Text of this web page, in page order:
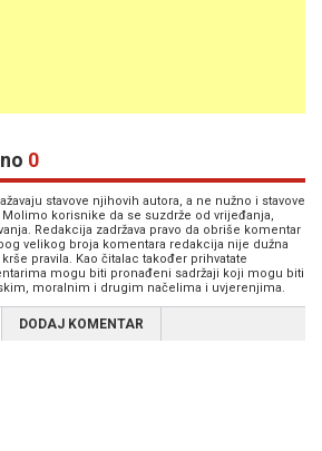
0
stavove njihovih autora, a ne nužno i stavove
korisnike da se suzdrže od vrijeđanja,
Redakcija zadržava pravo da obriše komentar
velikog broja komentara redakcija nije dužna
pravila. Kao čitalac također prihvatate
mogu biti pronađeni sadržaji koji mogu biti
moralnim i drugim načelima i uvjerenjima.
DODAJ KOMENTAR